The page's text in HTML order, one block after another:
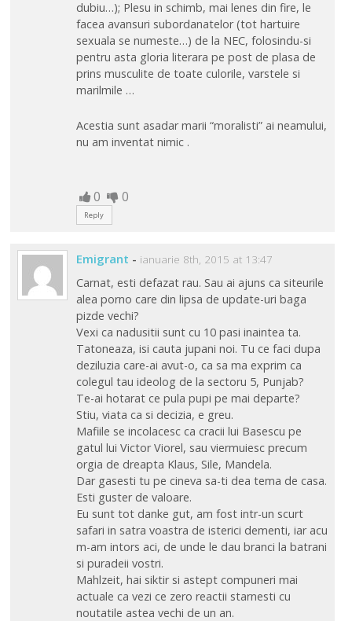
dubiu…); Plesu in schimb, mai lenes din fire, le
facea avansuri subordanatelor (tot hartuire
sexuala se numeste…) de la NEC, folosindu-si
pentru asta gloria literara pe post de plasa de
prins musculite de toate culorile, varstele si
marilmile …
Acestia sunt asadar marii “moralisti” ai neamului,
nu am inventat nimic .
0 0
Reply
Emigrant - ianuarie 8th, 2015 at 13:47
Carnat, esti defazat rau. Sau ai ajuns ca siteurile
alea porno care din lipsa de update-uri baga
pizde vechi?
Vexi ca nadusitii sunt cu 10 pasi inaintea ta.
Tatoneaza, isi cauta jupani noi. Tu ce faci dupa
deziluzia care-ai avut-o, ca sa ma exprim ca
colegul tau ideolog de la sectoru 5, Punjab?
Te-ai hotarat ce pula pupi pe mai departe?
Stiu, viata ca si decizia, e greu.
Mafiile se incolacesc ca cracii lui Basescu pe
gatul lui Victor Viorel, sau viermuiesc precum
orgia de dreapta Klaus, Sile, Mandela.
Dar gasesti tu pe cineva sa-ti dea tema de casa.
Esti guster de valoare.
Eu sunt tot danke gut, am fost intr-un scurt
safari in satra voastra de isterici dementi, iar acu
m-am intors aci, de unde le dau branci la batrani
si puradeii vostri.
Mahlzeit, hai siktir si astept compuneri mai
actuale ca vezi ce zero reactii starnesti cu
noutatile astea vechi de un an.